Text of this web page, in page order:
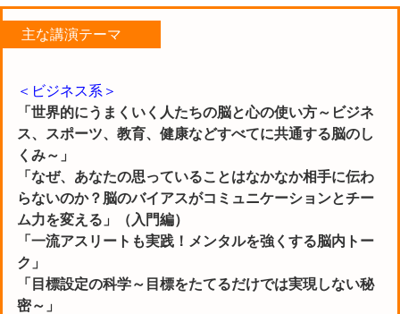
主な講演テーマ
＜ビジネス系＞
「世界的にうまくいく人たちの脳と心の使い方～ビジネ
ス、スポーツ、教育、健康などすべてに共通する脳のし
くみ～」
「なぜ、あなたの思っていることはなかなか相手に伝わ
らないのか？脳のバイアスがコミュニケーションとチー
ム力を変える」（入門編）
「一流アスリートも実践！メンタルを強くする脳内トー
ク」
「目標設定の科学～目標をたてるだけでは実現しない秘
密～」